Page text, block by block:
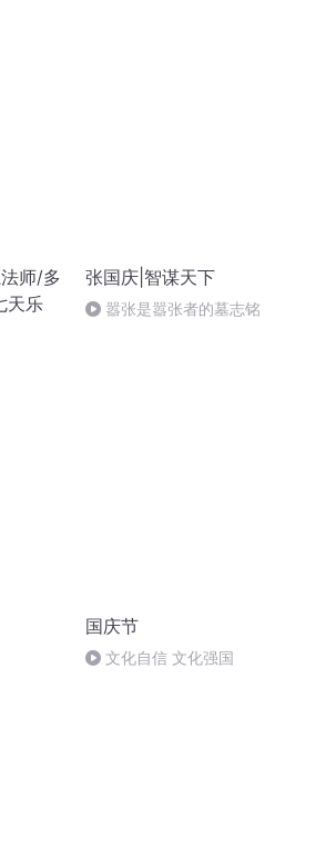
师/多
天乐
张国庆|智谋天下
嚣张是嚣张者的墓志铭
国庆节
文化自信 文化强国